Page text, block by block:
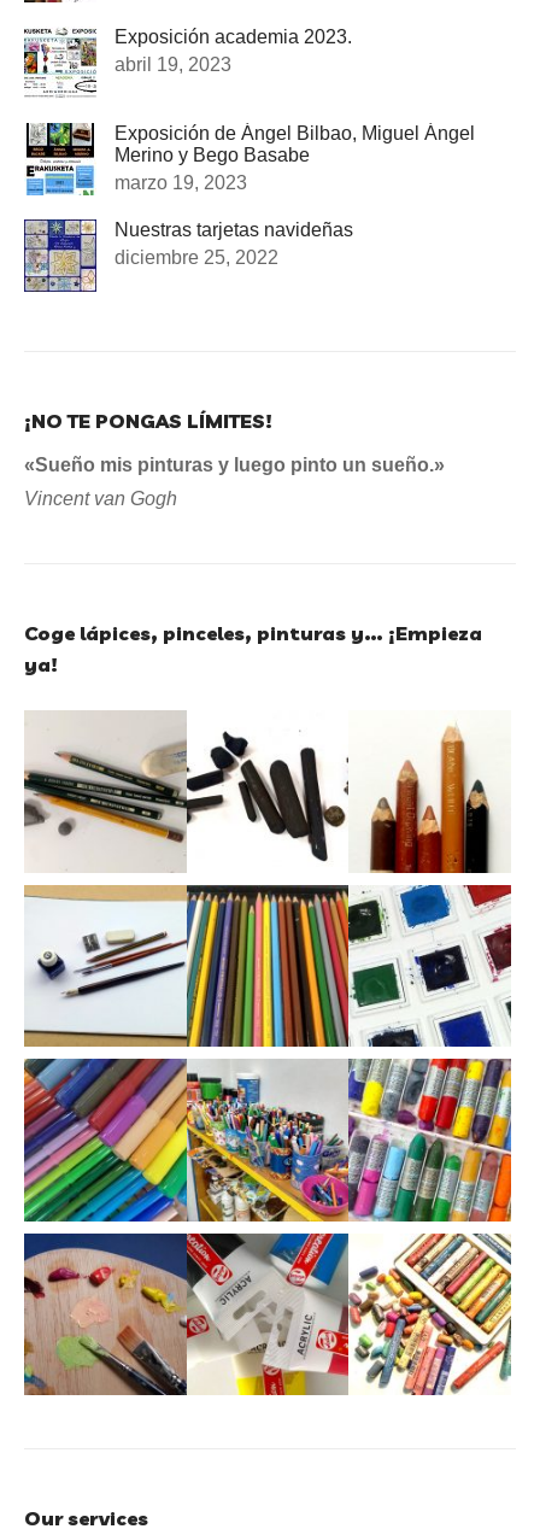
Exposición academia 2023.
abril 19, 2023
Exposición de Ángel Bilbao, Miguel Ángel
Merino y Bego Basabe
marzo 19, 2023
Nuestras tarjetas navideñas
diciembre 25, 2022
¡NO TE PONGAS LÍMITES!
«Sueño mis pinturas y luego pinto un sueño.»
Vincent van Gogh
Coge lápices, pinceles, pinturas y… ¡Empieza
ya!
Our services